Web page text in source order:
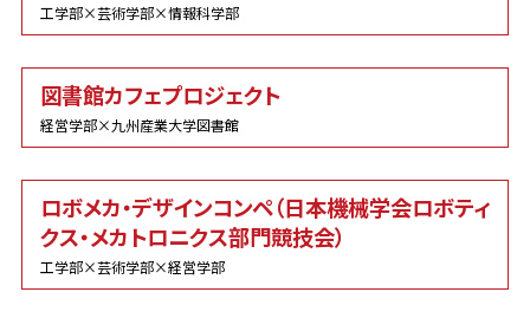
工学部×芸術学部×情報科学部
図書館カフェプロジェクト
経営学部×九州産業大学図書館
ロボメカ・デザインコンペ（日本機械学会ロボティ
クス・メカトロニクス部門競技会）
工学部×芸術学部×経営学部